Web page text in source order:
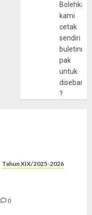
Bolehkah
kami
cetak
sendiri
pak
untuk
?
Tahun XIX/2025-2026
0